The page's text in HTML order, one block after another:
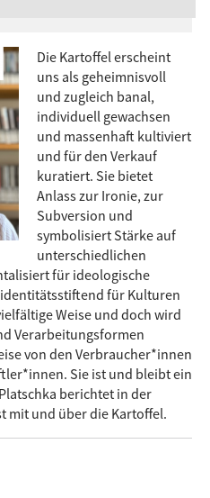
Die Kartoffel erscheint
uns als geheimnisvoll
und zugleich banal,
individuell gewachsen
und massenhaft kultiviert
und für den Verkauf
kuratiert. Sie bietet
Anlass zur Ironie, zur
Subversion und
symbolisiert Stärke auf
unterschiedlichen
für ideologische
für Kulturen
Weise und doch wird
Verarbeitungsformen
von den Verbraucher*innen
Sie ist und bleibt ein
berichtet in der
mit und über die Kartoffel.